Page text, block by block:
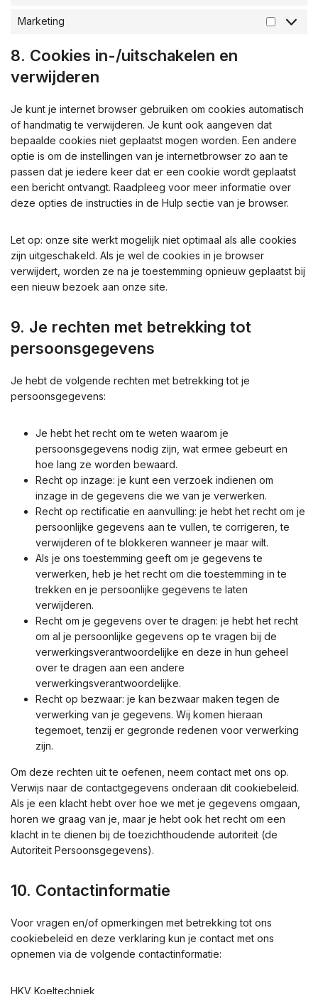
Marketing
8. Cookies in-/uitschakelen en
verwijderen
Je kunt je internet browser gebruiken om cookies automatisch
of handmatig te verwijderen. Je kunt ook aangeven dat
bepaalde cookies niet geplaatst mogen worden. Een andere
optie is om de instellingen van je internetbrowser zo aan te
passen dat je iedere keer dat er een cookie wordt geplaatst
een bericht ontvangt. Raadpleeg voor meer informatie over
deze opties de instructies in de Hulp sectie van je browser.
Let op: onze site werkt mogelijk niet optimaal als alle cookies
zijn uitgeschakeld. Als je wel de cookies in je browser
verwijdert, worden ze na je toestemming opnieuw geplaatst bij
een nieuw bezoek aan onze site.
9. Je rechten met betrekking tot
persoonsgegevens
Je hebt de volgende rechten met betrekking tot je
persoonsgegevens:
Je hebt het recht om te weten waarom je
persoonsgegevens nodig zijn, wat ermee gebeurt en
hoe lang ze worden bewaard.
Recht op inzage: je kunt een verzoek indienen om
inzage in de gegevens die we van je verwerken.
Recht op rectificatie en aanvulling: je hebt het recht om je
persoonlijke gegevens aan te vullen, te corrigeren, te
verwijderen of te blokkeren wanneer je maar wilt.
Als je ons toestemming geeft om je gegevens te
verwerken, heb je het recht om die toestemming in te
trekken en je persoonlijke gegevens te laten
verwijderen.
Recht om je gegevens over te dragen: je hebt het recht
om al je persoonlijke gegevens op te vragen bij de
verwerkingsverantwoordelijke en deze in hun geheel
over te dragen aan een andere
verwerkingsverantwoordelijke.
Recht op bezwaar: je kan bezwaar maken tegen de
verwerking van je gegevens. Wij komen hieraan
tegemoet, tenzij er gegronde redenen voor verwerking
zijn.
Om deze rechten uit te oefenen, neem contact met ons op.
Verwijs naar de contactgegevens onderaan dit cookiebeleid.
Als je een klacht hebt over hoe we met je gegevens omgaan,
horen we graag van je, maar je hebt ook het recht om een
klacht in te dienen bij de toezichthoudende autoriteit (de
Autoriteit Persoonsgegevens).
10. Contactinformatie
Voor vragen en/of opmerkingen met betrekking tot ons
cookiebeleid en deze verklaring kun je contact met ons
opnemen via de volgende contactinformatie:
HKV Koeltechniek